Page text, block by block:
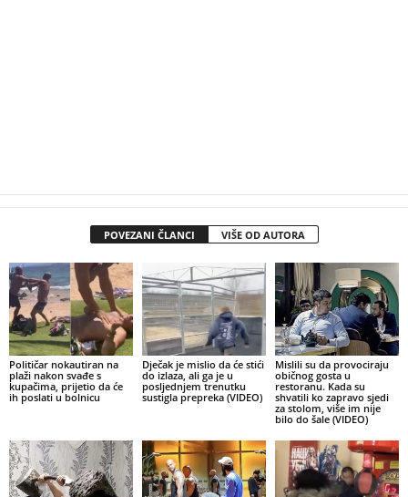
POVEZANI ČLANCI VIŠE OD AUTORA
Političar nokautiran na
plaži nakon svađe s
kupačima, prijetio da će
ih poslati u bolnicu
Dječak je mislio da će stići
do izlaza, ali ga je u
posljednjem trenutku
sustigla prepreka (VIDEO)
Mislili su da provociraju
običnog gosta u
restoranu. Kada su
shvatili ko zapravo sjedi
za stolom, više im nije
bilo do šale (VIDEO)